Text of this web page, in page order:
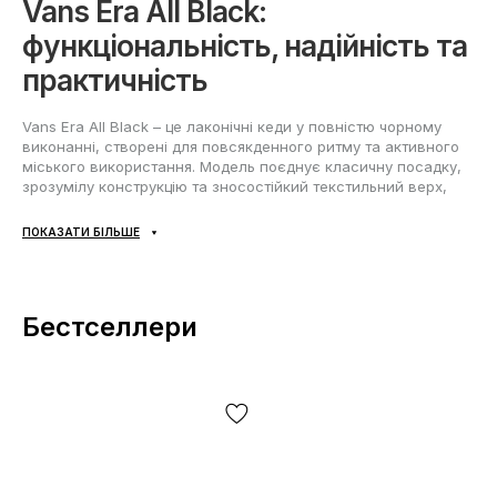
Vans Era All Black:
функціональність, надійність та
практичність
Vans Era All Black – це лаконічні кеди у повністю чорному
виконанні, створені для повсякденного ритму та активного
міського використання. Модель поєднує класичну посадку,
зрозумілу конструкцію та зносостійкий текстильний верх,
тривалому носінні. Низький силует робить Vans Era Black
Матеріали та комфорт
та шкарпетки у форматі «4 сезони» при правильному виборі
ПОКАЗАТИ БІЛЬШЕ
Бестселлери